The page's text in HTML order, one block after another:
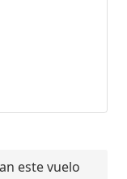
este vuelo